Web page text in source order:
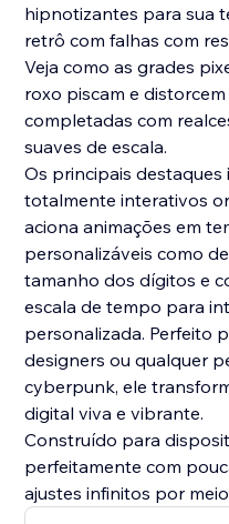
hipnotizantes para sua
retrô com falhas com
Veja como as grades
roxo piscam e
completadas com
suaves de escala.
Os principais destaques
totalmente interativos
aciona animações em
personalizáveis ​​como
tamanho dos dígitos e
escala de tempo para
personalizada. Perfeito
designers ou qualquer
cyberpunk, ele
digital viva e vibrante.
Construído para
perfeitamente com
ajustes infinitos por